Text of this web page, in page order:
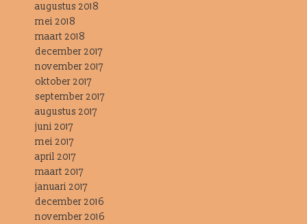
augustus 2018
mei 2018
maart 2018
december 2017
november 2017
oktober 2017
september 2017
augustus 2017
juni 2017
mei 2017
april 2017
maart 2017
januari 2017
december 2016
november 2016